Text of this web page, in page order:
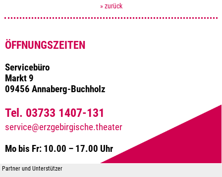
» zurück
ÖFFNUNGSZEITEN
Servicebüro
Markt 9
09456 Annaberg-Buchholz
Tel. 03733 1407-131
service@erzgebirgische.theater
Mo bis Fr: 10.00 – 17.00 Uhr
Partner und Unterstützer